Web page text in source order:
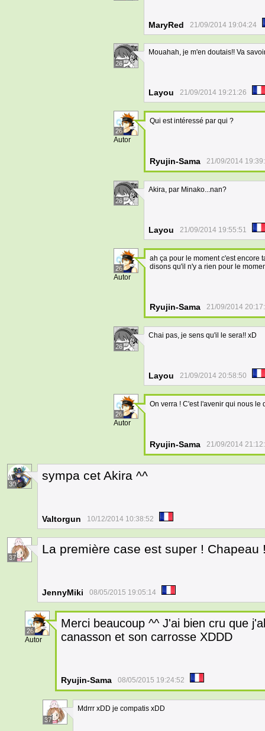
MaryRed 21/09/2014 19:04:24
26
Mouahah, je m'en doutais!! Va
Layou 21/09/2014 19:21:26
26
Autor
Qui est intéressé par qui ?
Ryujin-Sama 21/09/2014
26
Akira, par Minako...nan?
Layou 21/09/2014 19:55:51
26
Autor
ah ça pour le moment c'est encore
disons qu'il n'y a rien pour le
Ryujin-Sama 21/09/2014
26
Chai pas, je sens qu'il le sera!! xD
Layou 21/09/2014 20:58:50
26
Autor
On verra ! C'est l'avenir qui nous le
Ryujin-Sama 21/09/2014
30
sympa cet Akira ^^
Valtorgun 10/12/2014 10:38:52
37
La première case est super ! Chapeau
JennyMiki 08/05/2015 19:05:14
26
Autor
Merci beaucoup ^^ J'ai bien cru que
canasson et son carrosse XDDD
Ryujin-Sama 08/05/2015 19:24:52
37
Mdrrr xDD je compatis xDD